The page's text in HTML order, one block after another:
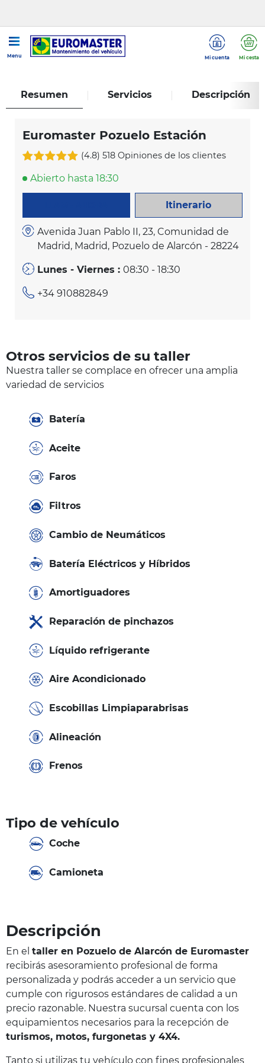
Menu Mi cuenta Mi cesta
Euromaster Pozuelo Estación
Resumen Servicios Descripción
Euromaster Pozuelo Estación
(4.8) 518 Opiniones de los clientes
Abierto hasta 18:30
Itinerario
Avenida Juan Pablo II, 23, Comunidad de
Madrid, Madrid, Pozuelo de Alarcón - 28224
Lunes - Viernes :08:30 - 18:30
+34 910882849
Otros servicios de su taller
Nuestra taller se complace en ofrecer una amplia
variedad de servicios
Batería
Aceite
Faros
Filtros
Cambio de Neumáticos
Batería Eléctricos y Híbridos
Amortiguadores
Reparación de pinchazos
Líquido refrigerante
Aire Acondicionado
Escobillas Limpiaparabrisas
Alineación
Frenos
Tipo de vehículo
Coche
Camioneta
Descripción
En el taller en Pozuelo de Alarcón de Euromaster
recibirás asesoramiento profesional de forma
personalizada y podrás acceder a un servicio que
cumple con rigurosos estándares de calidad a un
precio razonable. Nuestra sucursal cuenta con los
equipamientos necesarios para la recepción de
turismos, motos, furgonetas y 4X4.
Tanto si utilizas tu vehículo con fines profesionales